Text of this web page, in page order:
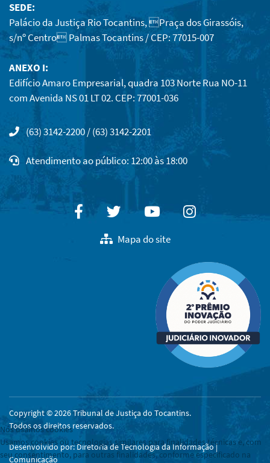
SEDE:
Palácio da Justiça Rio Tocantins, Praça dos Girassóis,
s/nº Centro Palmas Tocantins / CEP: 77015-007
ANEXO I:
Edifício Amaro Empresarial, quadra 103 Norte Rua NO-11
com Avenida NS 01 LT 02. CEP: 77001-036
(63) 3142-2200 / (63) 3142-2201
Atendimento ao público: 12:00 às 18:00
FacebookTwitterYoutubeInstagram
Mapa do site
Copyright © 2026 Tribunal de Justiça do Tocantins.
Todos os direitos reservados.
Desenvolvido por: Diretoria de Tecnologia da Informação |
Comunicação
Nós usamos cookies
Usamos cookies ou tecnologias similares para finalidades técnicas e, com
seu consentimento, para outras finalidades, conforme especificado na